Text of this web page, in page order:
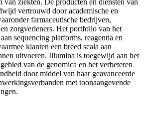
vertrouwd door academische en
farmaceutische bedrijven,
zorgverleners. Het portfolio van het
sequencing platforms, reagentia en
klanten een breed scala aan
uitvoeren. Illumina is toegewijd aan het
van de genomica en het verbeteren
door middel van haar geavanceerde
met toonaangevende